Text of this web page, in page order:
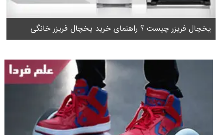
یخچال فریزر چیست ؟ راهنمای خرید یخچال فریزر خانگی